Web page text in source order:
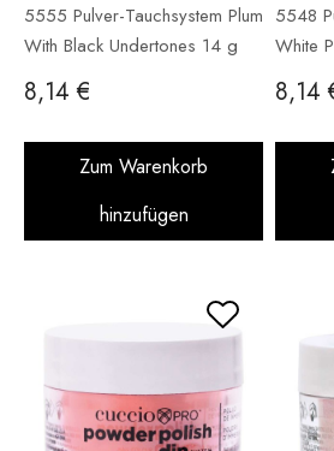
5555 Pulver-Tauchsystem Plum
With Black Undertones 14 g
8,14 €
Zum Warenkorb
hinzufügen
5548
White
8,14